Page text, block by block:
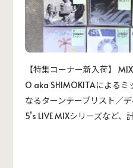
【特集コーナー新入荷】
O aka SHIMOKITAによるミ
なるターンテーブリスト／
5’s LIVE MIXシリーズなど、